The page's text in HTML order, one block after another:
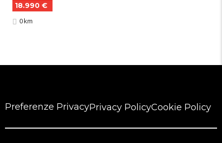
18.990 €
0 km
Preferenze PrivacyPrivacy PolicyCookie Policy